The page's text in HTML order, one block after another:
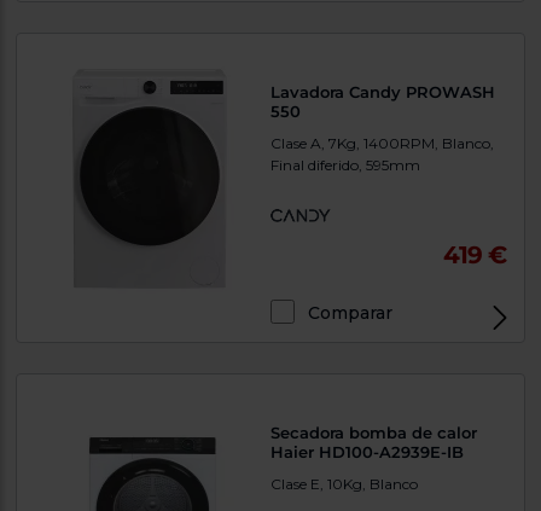
Lavadora Candy PROWASH
550
Clase A, 7Kg, 1400RPM, Blanco,
Final diferido, 595mm
419 €
Comparar
Secadora bomba de calor
Haier HD100-A2939E-IB
Clase E, 10Kg, Blanco